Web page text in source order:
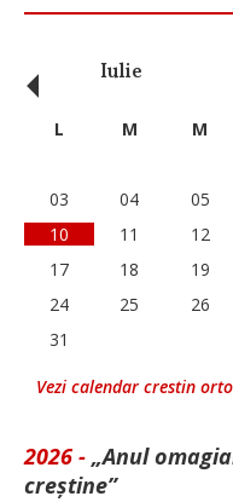
Iulie
‹ L M M
03
04 05
10
11 12
17
18 19
24
25 26
31
Vezi calendar crestin
2026 - „Anul
creștine”